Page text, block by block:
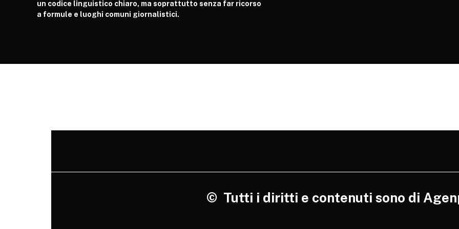
un codice linguistico chiaro, ma soprattutto senza far ricorso
a formule e luoghi comuni giornalistici.
©Tutti i diritti e contenuti sono di